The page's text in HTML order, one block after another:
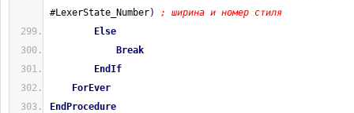
#LexerState_Number)
; ширина и номер стиля
Else
Break
EndIf
ForEver
EndProcedure